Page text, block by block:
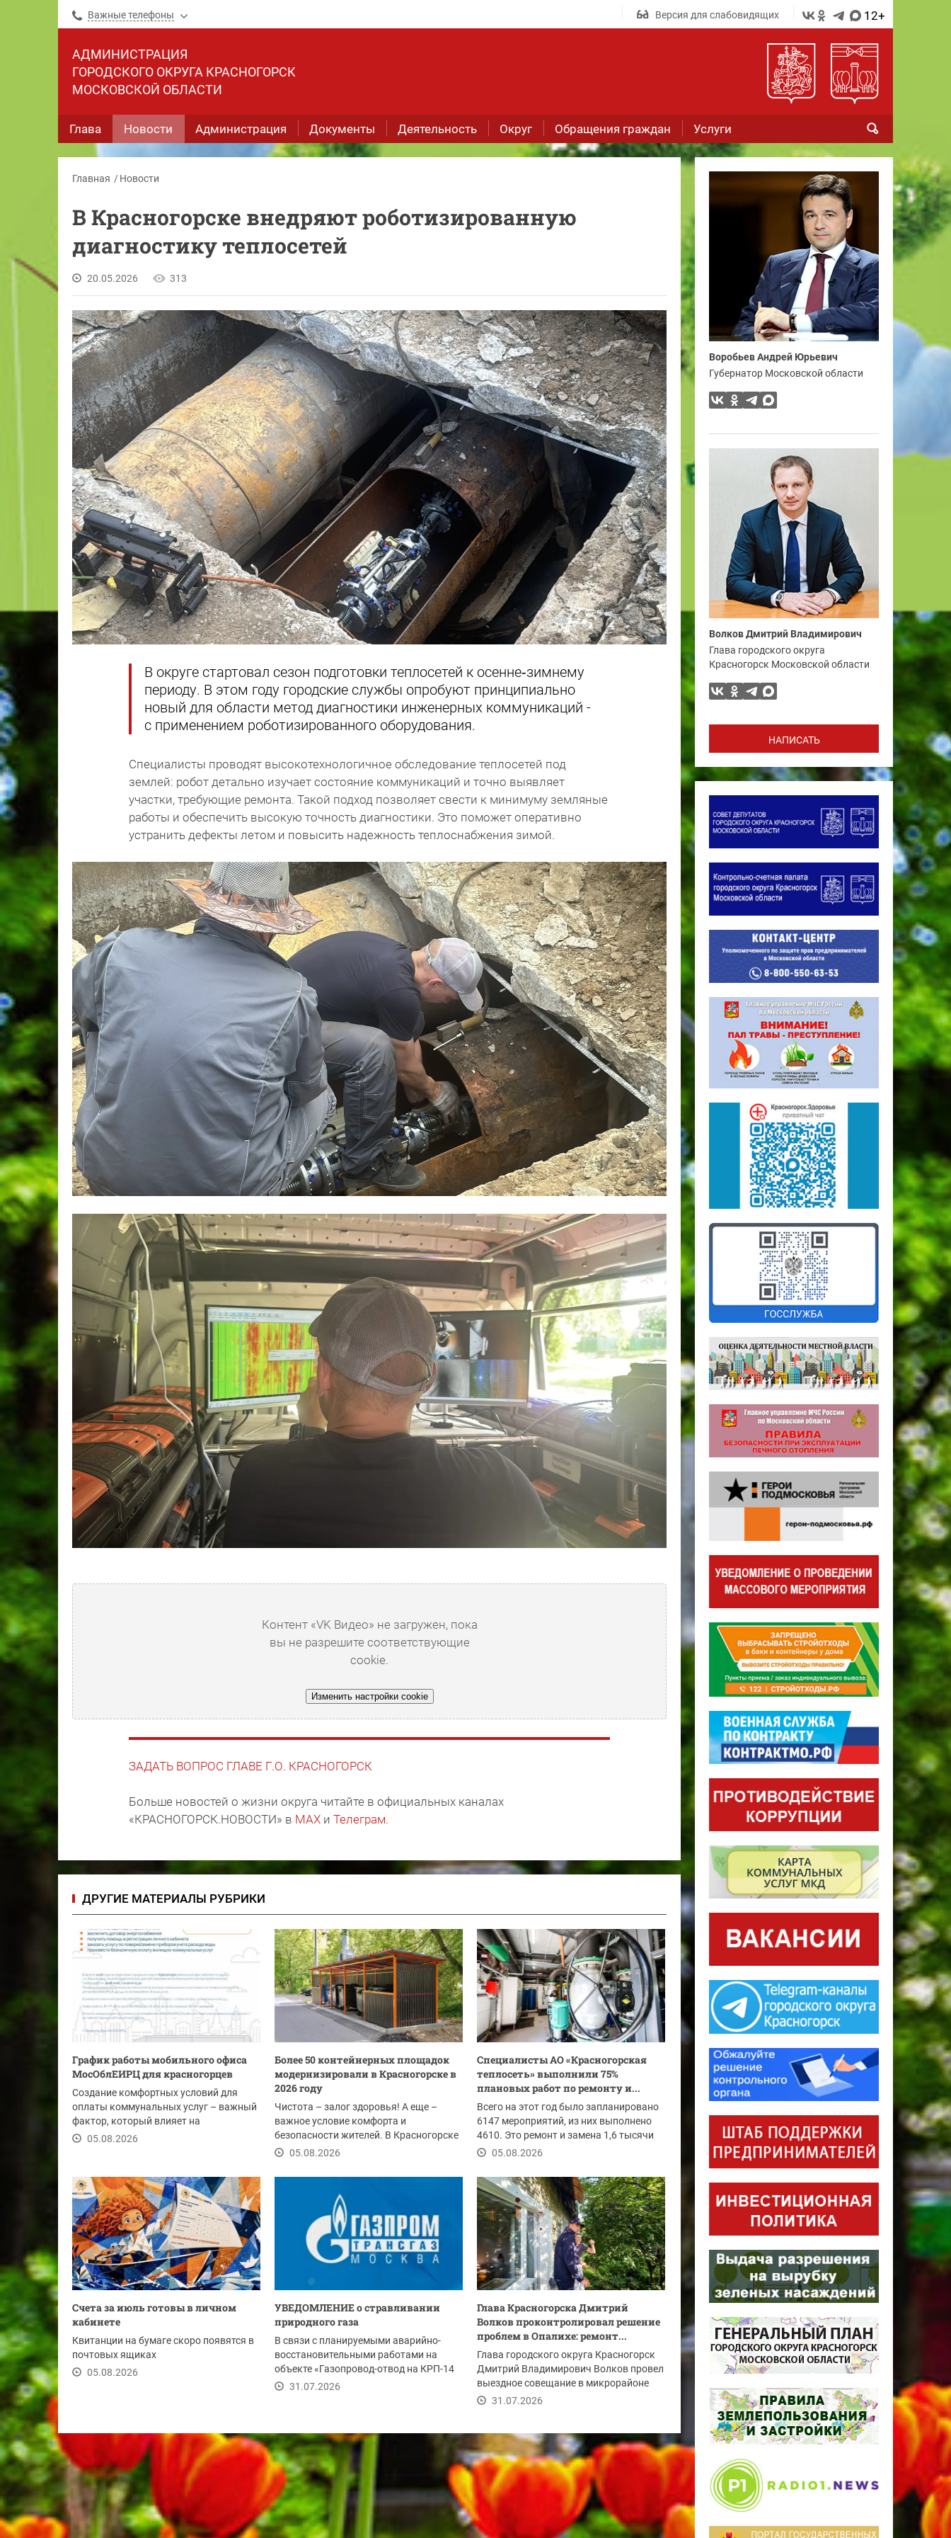
Важные телефоны Версия для слабовидящих 12+
АДМИНИСТРАЦИЯ
ГОРОДСКОГО ОКРУГА КРАСНОГОРСК
МОСКОВСКОЙ ОБЛАСТИ
Глава Новости Администрация Документы Деятельность Округ Обращения граждан Услуги
Главная Новости
В Красногорске внедряют роботизированную
диагностику теплосетей
20.05.2026 313
В округе стартовал сезон подготовки теплосетей к осенне‑зимнему
периоду. В этом году городские службы опробуют принципиально
новый для области метод диагностики инженерных коммуникаций -
с применением роботизированного оборудования.
Специалисты проводят высокотехнологичное обследование теплосетей под
землей: робот детально изучает состояние коммуникаций и точно выявляет
участки, требующие ремонта. Такой подход позволяет свести к минимуму земляные
работы и обеспечить высокую точность диагностики. Это поможет оперативно
устранить дефекты летом и повысить надежность теплоснабжения зимой.
Контент «VK Видео» не загружен, пока
вы не разрешите соответствующие
cookie.
Изменить настройки cookie
ЗАДАТЬ ВОПРОС ГЛАВЕ Г.О. КРАСНОГОРСК
Больше новостей о жизни округа читайте в официальных каналах
«КРАСНОГОРСК.НОВОСТИ» в MAX и Телеграм.
ДРУГИЕ МАТЕРИАЛЫ РУБРИКИ
График работы мобильного офиса
МосОблЕИРЦ для красногорцев
Создание комфортных условий для
оплаты коммунальных услуг – важный
фактор, который влияет на
своевременность...
05.08.2026
Более 50 контейнерных площадок
модернизировали в Красногорске в
2026 году
Чистота – залог здоровья! А еще –
важное условие комфорта и
безопасности жителей. В Красногорске
этим летом провели...
05.08.2026
Специалисты АО «Красногорская
теплосеть» выполнили 75%
плановых работ по ремонту и...
Всего на этот год было запланировано
6147 мероприятий, из них выполнено
4610. Это ремонт и замена 1,6 тысячи
погонных...
05.08.2026
Счета за июль готовы в личном
кабинете
Квитанции на бумаге скоро появятся в
почтовых ящиках
05.08.2026
УВЕДОМЛЕНИЕ о стравливании
природного газа
В связи с планируемыми аварийно-
восстановительными работами на
объекте «Газопровод-отвод на КРП-14
Ду-1020 мм 2-я...
31.07.2026
Глава Красногорска Дмитрий
Волков проконтролировал решение
проблем в Опалихе: ремонт...
Глава городского округа Красногорск
Дмитрий Владимирович Волков провел
выездное совещание в микрорайоне
Опалиха после...
31.07.2026
Воробьев Андрей Юрьевич
Губернатор Московской области
Волков Дмитрий Владимирович
Глава городского округа
Красногорск Московской области
НАПИСАТЬ